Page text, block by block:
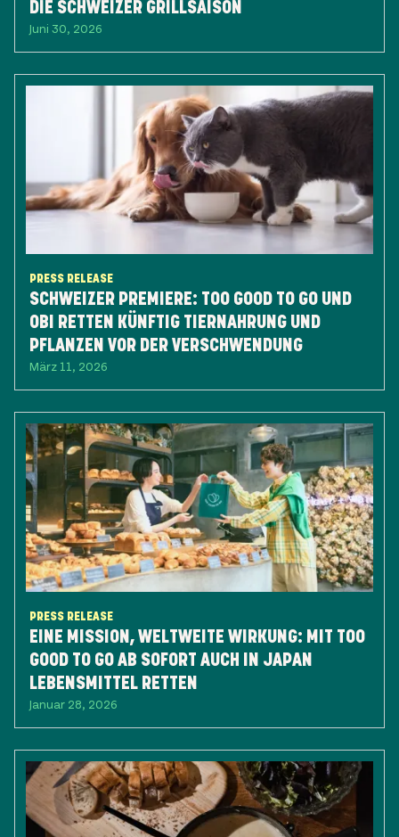
DIE SCHWEIZER GRILLSAISON
Juni 30, 2026
PRESS RELEASE
SCHWEIZER PREMIERE: TOO GOOD TO GO UND
OBI RETTEN KÜNFTIG TIERNAHRUNG UND
PFLANZEN VOR DER VERSCHWENDUNG
März 11, 2026
PRESS RELEASE
EINE MISSION, WELTWEITE WIRKUNG: ​MIT TOO
GOOD TO GO AB SOFORT AUCH IN JAPAN
LEBENSMITTEL RETTEN
Januar 28, 2026